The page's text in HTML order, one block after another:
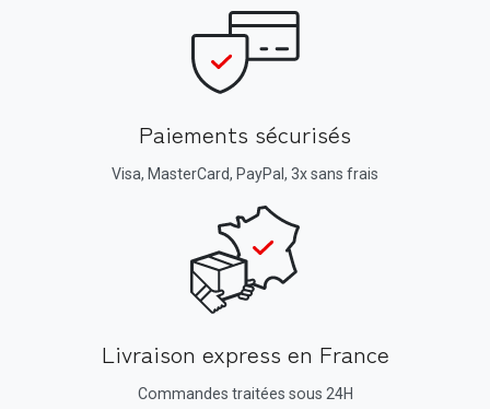
Paiements sécurisés
Visa, MasterCard, PayPal, 3x sans frais
Livraison express en France
Commandes traitées sous 24H